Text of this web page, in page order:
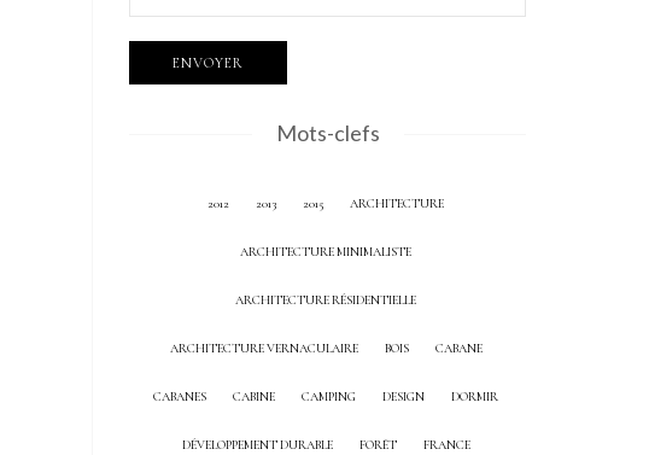
Mots-clefs
2012 2013 2015 ARCHITECTURE
ARCHITECTURE MINIMALISTE
ARCHITECTURE RÉSIDENTIELLE
ARCHITECTURE VERNACULAIRE BOIS CABANE
CABANES CABINE CAMPING DESIGN DORMIR
DÉVELOPPEMENT DURABLE FORÊT FRANCE